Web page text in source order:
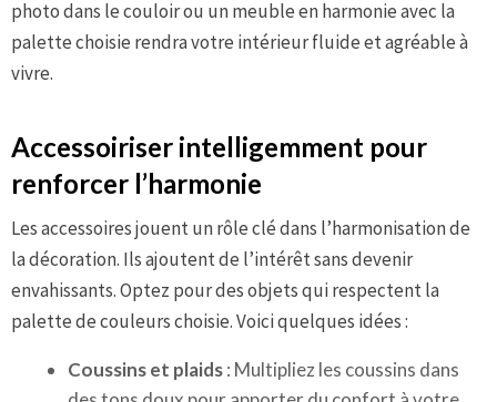
photo dans le couloir ou un meuble en harmonie avec la
palette choisie rendra votre intérieur fluide et agréable à
vivre.
Accessoiriser intelligemment pour
renforcer l’harmonie
Les accessoires jouent un rôle clé dans l’harmonisation de
la décoration. Ils ajoutent de l’intérêt sans devenir
envahissants. Optez pour des objets qui respectent la
palette de couleurs choisie. Voici quelques idées :
Coussins et plaids: Multipliez les coussins dans